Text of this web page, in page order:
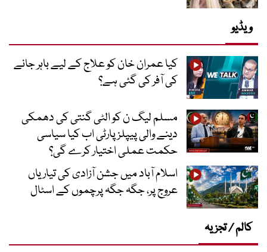
ویڈیو
کیا عمران خان کو علاج کے لیے باہر جانے
کی آفر کی گئی ہے؟
مسلم لیگ ن کو الٹی گنتی کی دھمکی
دینے والی پیپلز پارٹی اب کیا سیاسی
حکمت عملی اختیار کرے گی؟
اسلام آباد میں جشن آزادی کی تیاریاں
عروج پر، جگہ جگہ پرچموں کے اسٹال
کالم / تجزیہ